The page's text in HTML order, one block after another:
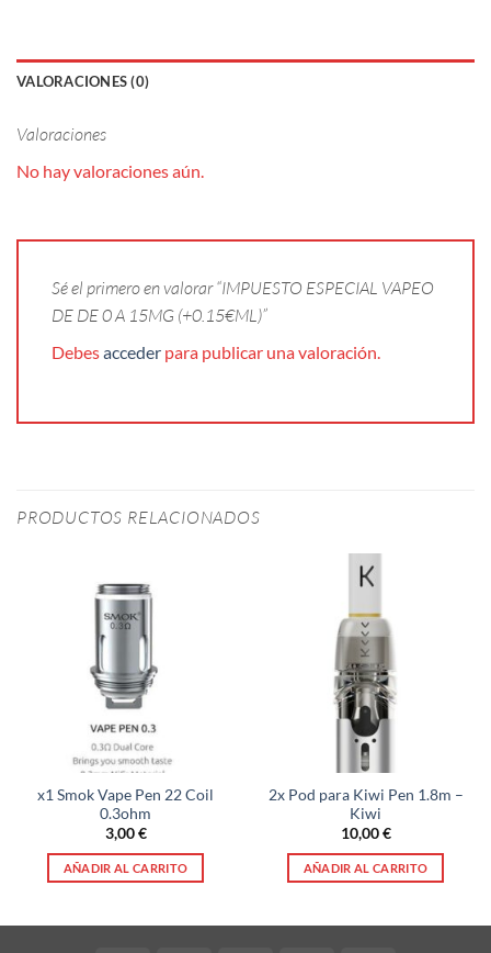
VALORACIONES (0)
Valoraciones
No hay valoraciones aún.
Sé el primero en valorar “IMPUESTO ESPECIAL VAPEO
DE DE 0 A 15MG (+0.15€ML)”
Debesacceder para publicar una valoración.
PRODUCTOS RELACIONADOS
x1 Smok Vape Pen 22 Coil
0.3ohm
3,00€
AÑADIR AL CARRITO
2x Pod para Kiwi Pen 1.8m –
Kiwi
10,00€
AÑADIR AL CARRITO